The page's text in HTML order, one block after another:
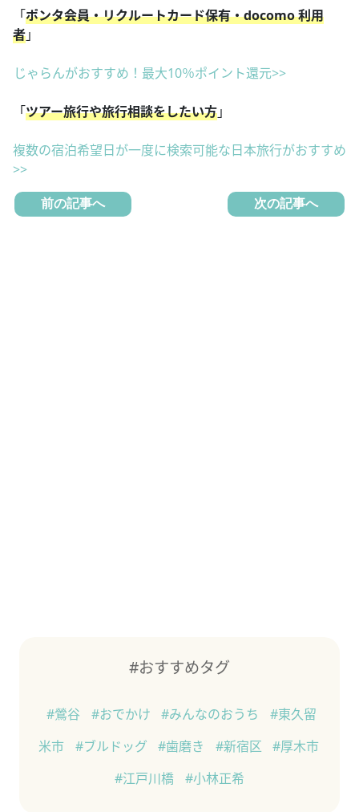
「ポンタ会員・リクルートカード保有・docomo 利用
者」
じゃらんがおすすめ！最大10％ポイント還元>>
「ツアー旅行や旅行相談をしたい方」
複数の宿泊希望日が一度に検索可能な日本旅行がおすすめ
>>
前の記事へ 次の記事へ
#おすすめタグ
#鶯谷 #おでかけ #みんなのおうち
#東久留
米市
#ブルドッグ #歯磨き #新宿区
#厚木市
#江戸川橋
#小林正希